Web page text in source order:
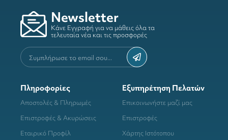
Newsletter
Κάνε Εγγραφή για να μάθεις όλα τα
τελευταία νέα και τις προσφορές
Πληροφορίες
Αποστολές & Πληρωμές
Επιστροφές & Ακυρώσεις
Εταιρικό Προφίλ
Εξυπηρέτηση Πελατών
Επικοινωνήστε μαζί μας
Επιστροφές
Χάρτης Ιστότοπου